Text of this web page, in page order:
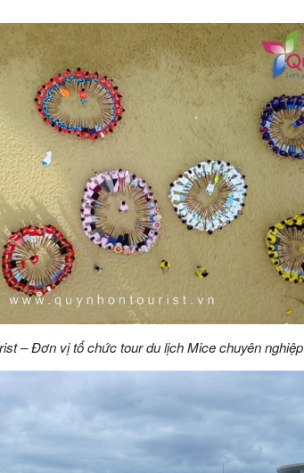
– Đơn vị tổ chức tour du lịch Mice chuyên nghiệp